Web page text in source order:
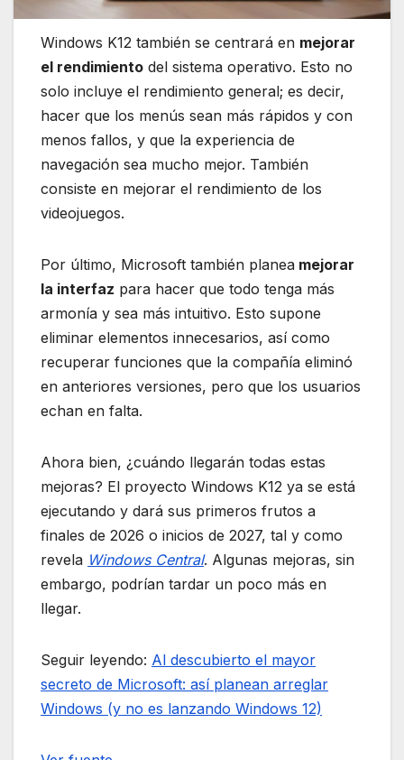
Windows K12 también se centrará en mejorar
el rendimiento del sistema operativo. Esto no
solo incluye el rendimiento general; es decir,
hacer que los menús sean más rápidos y con
menos fallos, y que la experiencia de
navegación sea mucho mejor. También
consiste en mejorar el rendimiento de los
videojuegos.
Por último, Microsoft también planea mejorar
la interfaz para hacer que todo tenga más
armonía y sea más intuitivo. Esto supone
eliminar elementos innecesarios, así como
recuperar funciones que la compañía eliminó
en anteriores versiones, pero que los usuarios
echan en falta.
Ahora bien, ¿cuándo llegarán todas estas
mejoras? El proyecto Windows K12 ya se está
ejecutando y dará sus primeros frutos a
finales de 2026 o inicios de 2027, tal y como
revela Windows Central. Algunas mejoras, sin
embargo, podrían tardar un poco más en
llegar.
Seguir leyendo: Al descubierto el mayor
secreto de Microsoft: así planean arreglar
Windows (y no es lanzando Windows 12)